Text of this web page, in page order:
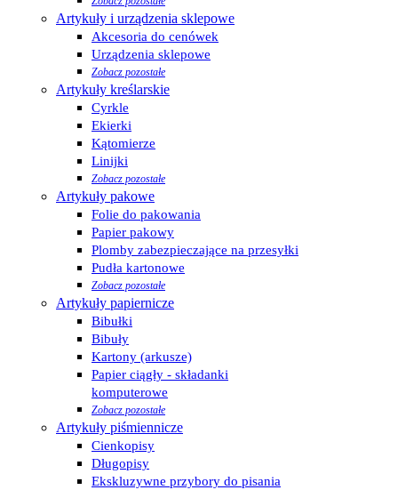
Artykuły i urządzenia sklepowe
Akcesoria do cenówek
Urządzenia sklepowe
Zobacz pozostałe
Artykuły kreślarskie
Cyrkle
Ekierki
Kątomierze
Linijki
Zobacz pozostałe
Artykuły pakowe
Folie do pakowania
Papier pakowy
Plomby zabezpieczające na przesyłki
Pudła kartonowe
Zobacz pozostałe
Artykuły papiernicze
Bibułki
Bibuły
Kartony (arkusze)
Papier ciągły - składanki
komputerowe
Zobacz pozostałe
Artykuły piśmiennicze
Cienkopisy
Długopisy
Ekskluzywne przybory do pisania